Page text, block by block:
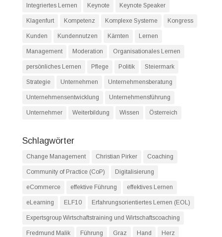
Integriertes Lernen Keynote Keynote Speaker
Klagenfurt Kompetenz Komplexe Systeme Kongress
Kunden Kundennutzen Kärnten Lernen
Management Moderation Organisationales Lernen
persönliches Lernen Pflege Politik Steiermark
Strategie Unternehmen Unternehmensberatung
Unternehmensentwicklung Unternehmensführung
Unternehmer Weiterbildung Wissen Österreich
Schlagwörter
Change Management Christian Pirker Coaching
Community of Practice (CoP) Digitalisierung
eCommerce effektive Führung effektives Lernen
eLearning ELF10 Erfahrungsorientiertes Lernen (EOL)
Expertsgroup Wirtschaftstraining und Wirtschaftscoaching
Fredmund Malik Führung Graz Hand Herz